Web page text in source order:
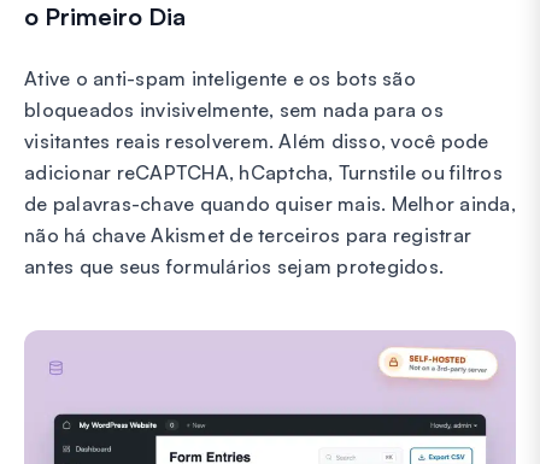
o Primeiro Dia
Ative o anti-spam inteligente e os bots são
bloqueados invisivelmente, sem nada para os
visitantes reais resolverem. Além disso, você pode
adicionar reCAPTCHA, hCaptcha, Turnstile ou filtros
de palavras-chave quando quiser mais. Melhor ainda,
não há chave Akismet de terceiros para registrar
antes que seus formulários sejam protegidos.